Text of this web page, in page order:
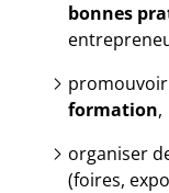
bonnes
promouvoir
formation,
organiser
(foires,